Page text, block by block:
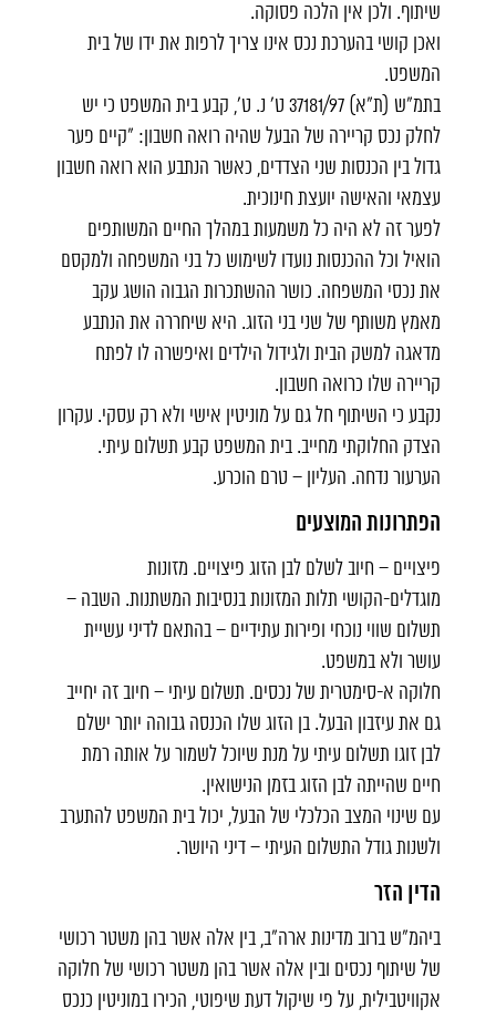
שיתוף. ולכן אין הלכה פסוקה.
ואכן קושי בהערכת נכס אינו צריך לרפות את ידו של בית
המשפט.
בתמ"ש (ת"א) 37181/97 ט' נ. ט', קבע בית המשפט כי יש
לחלק נכס קריירה של הבעל שהיה רואה חשבון: "קיים פער
גדול בין הכנסות שני הצדדים, כאשר הנתבע הוא רואה חשבון
עצמאי והאישה יועצת חינוכית.
לפער זה לא היה כל משמעות במהלך החיים המשותפים
הואיל וכל ההכנסות נועדו לשימוש כל בני המשפחה ולמקסם
את נכסי המשפחה. כושר ההשתכרות הגבוה הושג עקב
מאמץ משותף של שני בני הזוג. היא שיחררה את הנתבע
מדאגה למשק הבית ולגידול הילדים ואיפשרה לו לפתח
קריירה שלו כרואה חשבון.
נקבע כי השיתוף חל גם על מוניטין אישי ולא רק עסקי. עקרון
הצדק החלוקתי מחייב. בית המשפט קבע תשלום עיתי.
הערעור נדחה. העליון – טרם הוכרע.
הפתרונות המוצעים
פיצויים – חיוב לשלם לבן הזוג פיצויים. מזונות
מוגדלים-הקושי תלות המזונות בנסיבות המשתנות. השבה –
תשלום שווי נוכחי ופירות עתידיים – בהתאם לדיני עשיית
עושר ולא במשפט.
חלוקה א-סימטרית של נכסים. תשלום עיתי – חיוב זה יחייב
גם את עיזבון הבעל. בן הזוג שלו הכנסה גבוהה יותר ישלם
לבן זוגו תשלום עיתי על מנת שיוכל לשמור על אותה רמת
חיים שהייתה לבן הזוג בזמן הנישואין.
עם שינוי המצב הכלכלי של הבעל, יכול בית המשפט להתערב
ולשנות גודל התשלום העיתי – דיני היושר.
הדין הזר
ביהמ"ש ברוב מדינות ארה"ב, בין אלה אשר בהן משטר רכושי
של שיתוף נכסים ובין אלה אשר בהן משטר רכושי של חלוקה
אקוויטבילית, על פי שיקול דעת שיפוטי, הכירו במוניטין כנכס